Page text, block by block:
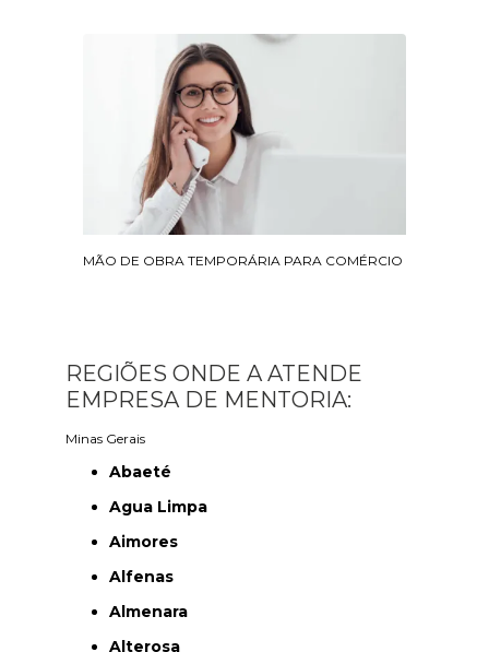
MÃO DE OBRA TEMPORÁRIA PARA COMÉRCIO
REGIÕES ONDE A ATENDE
EMPRESA DE MENTORIA:
Minas Gerais
Abaeté
Agua Limpa
Aimores
Alfenas
Almenara
Alterosa